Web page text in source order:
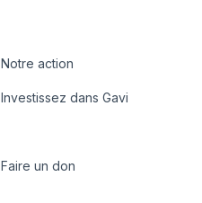
Notre action
Investissez dans Gavi
Faire un don